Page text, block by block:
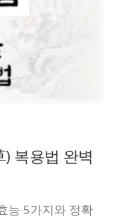
복용법 완벽
능 5가지와 정확